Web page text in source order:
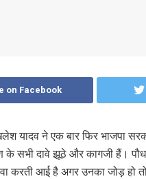
on Facebook
यादव ने एक बार फिर भाजपा
के सभी दावे झूठे और कागजी हैं।
करती आई है अगर उनका जोड़ हो